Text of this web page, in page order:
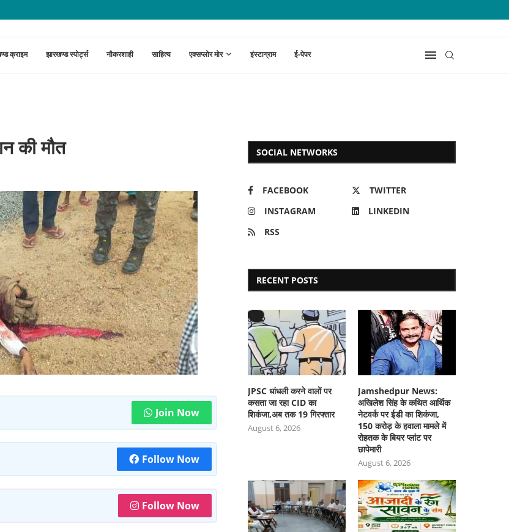
का शिकंजा, 150 करोड़ के...
क्राइम झारखण्ड स्पोर्ट्स नौकरशाही साहित्य एक्सप्लोर मोर इंस्टाग्राम ई-पेपर
की मौत
Join Now
Follow Now
Follow Now
SOCIAL NETWORKS
FACEBOOK
TWITTER
INSTAGRAM
LINKEDIN
RSS
RECENT POSTS
JPSC धांधली करने वालों पर
कसता जा रहा CID का
शिकंजा,अब तक 19 गिरफ्तार
August 6, 2026
Jamshedpur News:
अखिलेश सिंह के कथित आर्थिक
नेटवर्क पर ईडी का शिकंजा,
150 करोड़ के हवाला मामले में
रोहतक के बियर प्लांट पर
छापेमारी
August 6, 2026